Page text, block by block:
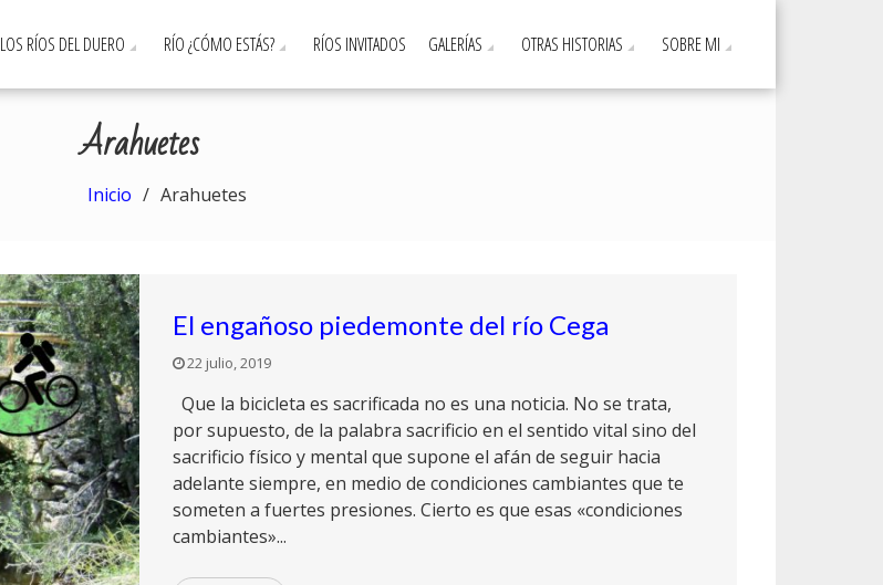
LOS RÍOS DEL DUERO RÍO ¿CÓMO ESTÁS? RÍOS INVITADOS GALERÍAS OTRAS HISTORIAS SOBRE MI
Arahuetes
Inicio Arahuetes
El engañoso piedemonte del río Cega
22 julio, 2019
Que la bicicleta es sacrificada no es una noticia. No se trata,
por supuesto, de la palabra sacrificio en el sentido vital sino del
sacrificio físico y mental que supone el afán de seguir hacia
adelante siempre, en medio de condiciones cambiantes que te
someten a fuertes presiones. Cierto es que esas «condiciones
cambiantes»...